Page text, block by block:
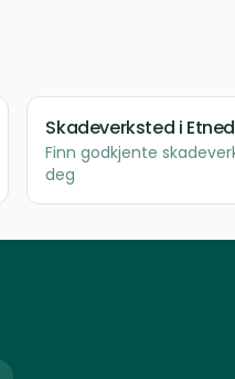
Skadeverksted i
Finn godkjente
deg